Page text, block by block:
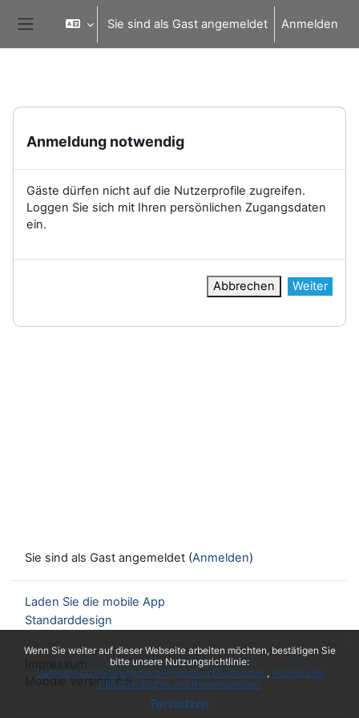
Wenn Sie weiter auf dieser Webseite arbeiten möchten, bestätigen Sie
bitte unsere Nutzungsrichtlinie:
Datenschutzerklärung/Data Protection Declaration
Rechte und
Pflichten/Rights and Responsibilities
Fortsetzen
Website-Übersicht
Sie sind als Gast angemeldet Anmelden
Anmeldung notwendig
Gäste dürfen nicht auf die Nutzerprofile zugreifen.
Loggen Sie sich mit Ihren persönlichen Zugangsdaten
ein.
Abbrechen Weiter
Sie sind als Gast angemeldet (Anmelden)
Laden Sie die mobile App
Standarddesign
Moodle Version 4.5